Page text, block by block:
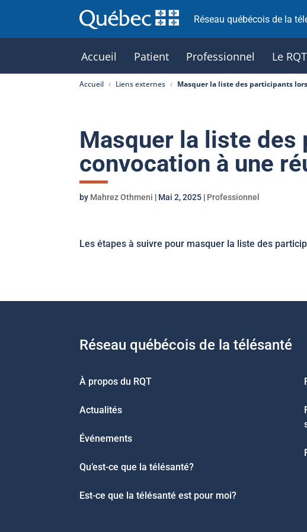
Réseau québécois de la
Accueil Patient Professionnel Le RQT
Accueil Liens externes Masquer la liste des participants
Masquer la liste des
convocation à une
by Mahrez Othmeni | Mai 2, 2025 | Professionnel
Les étapes à suivre pour masquer la liste des
Réseau québécois de la télésanté
À propos du RQT
Actualités
Événements
Qu’est-ce que la télésanté?
Est-ce que la télésanté est pour moi?